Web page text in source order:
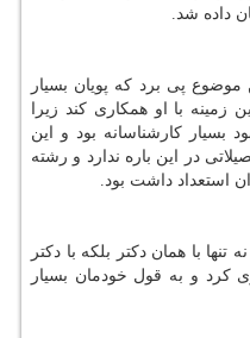
داده شد.
پی برد که پویان بسیار
زمینه با او همکاری کند زیرا
کارشناسانه بود و این
در این باره ندارد و رشته
استعداد داشت بود.
تنها با همان دکتر بلکه با دکتر
کرد و به قول خودمان بسیار